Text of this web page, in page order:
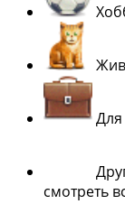
Для
смотреть